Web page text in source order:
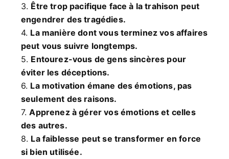
3. Être trop pacifique face à la trahison peut
engendrer des tragédies.
4. La manière dont vous terminez vos affaires
peut vous suivre longtemps.
5. Entourez-vous de gens sincères pour
éviter les déceptions.
6. La motivation émane des émotions, pas
seulement des raisons.
7.Apprenez à gérer vos émotions et celles
des autres.
8. La faiblesse peut se transformer en force
si bien utilisée.